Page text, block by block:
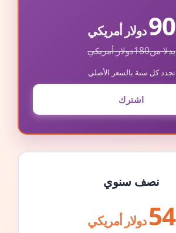
90دولار أمريكي
بدلا من180دولار أمريكي
تجدد كل سنة بالسعر الأصلي
اشترك
نصف سنوي
54 دولار أمريكي